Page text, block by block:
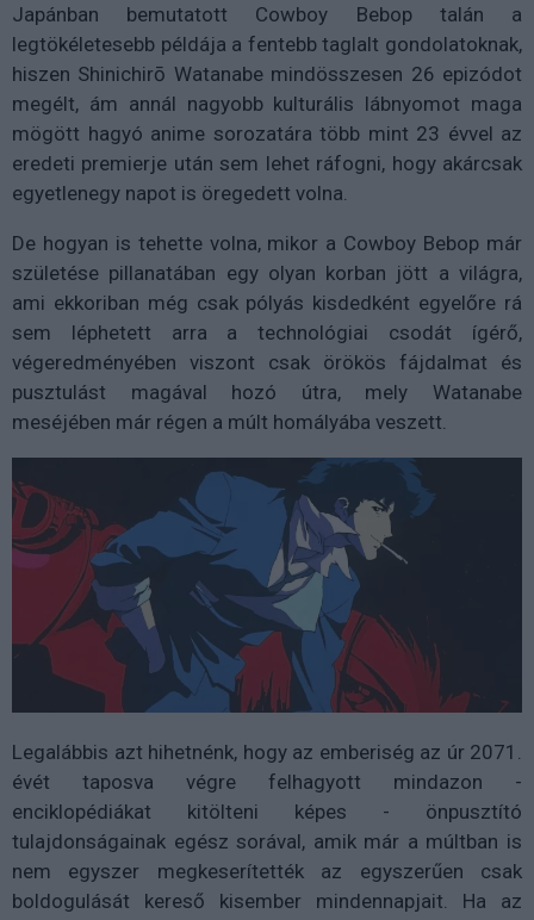
Japánban bemutatott Cowboy Bebop talán a
legtökéletesebb példája a fentebb taglalt gondolatoknak,
hiszen Shinichirō Watanabe mindösszesen 26 epizódot
megélt, ám annál nagyobb kulturális lábnyomot maga
mögött hagyó anime sorozatára több mint 23 évvel az
eredeti premierje után sem lehet ráfogni, hogy akárcsak
egyetlenegy napot is öregedett volna.
De hogyan is tehette volna, mikor a Cowboy Bebop már
születése pillanatában egy olyan korban jött a világra,
ami ekkoriban még csak pólyás kisdedként egyelőre rá
sem léphetett arra a technológiai csodát ígérő,
végeredményében viszont csak örökös fájdalmat és
pusztulást magával hozó útra, mely Watanabe
meséjében már régen a múlt homályába veszett.
Legalábbis azt hihetnénk, hogy az emberiség az úr 2071.
évét taposva végre felhagyott mindazon -
enciklopédiákat kitölteni képes - önpusztító
tulajdonságainak egész sorával, amik már a múltban is
nem egyszer megkeserítették az egyszerűen csak
boldogulását kereső kisember mindennapjait. Ha az